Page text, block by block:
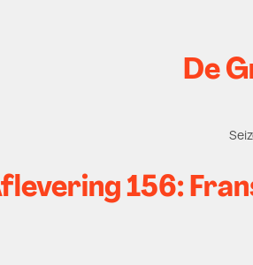
De
156: